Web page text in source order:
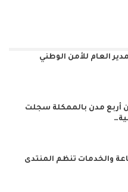
العام للأمن الوطني
أربع مدن بالممكلة سجلت
والخدمات تنظم المنتدى